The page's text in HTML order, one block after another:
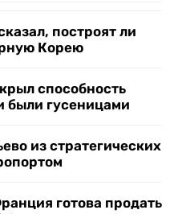
построят ли
Корею
способность
были гусеницами
из стратегических
готова продать